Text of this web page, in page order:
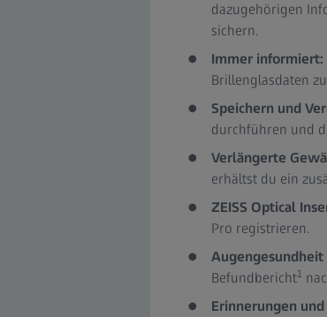
dazugehörigen
sichern.
Immer informiert:
Brillenglasdaten
Speichern und
durchführen und
Verlängerte
erhältst du ein
ZEISS Optical
Pro registrieren.
Augengesundheit
Befundbericht1
Erinnerungen und